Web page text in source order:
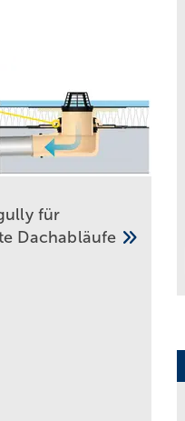
für
Dachabläufe